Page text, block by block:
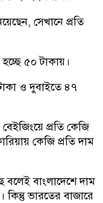
সেখানে প্রতি
৫০ টাকায়।
ও দুবাইতে ৪৭
প্রতি কেজি
কেজি প্রতি দাম
বাংলাদেশে দাম
ভারতের বাজারে